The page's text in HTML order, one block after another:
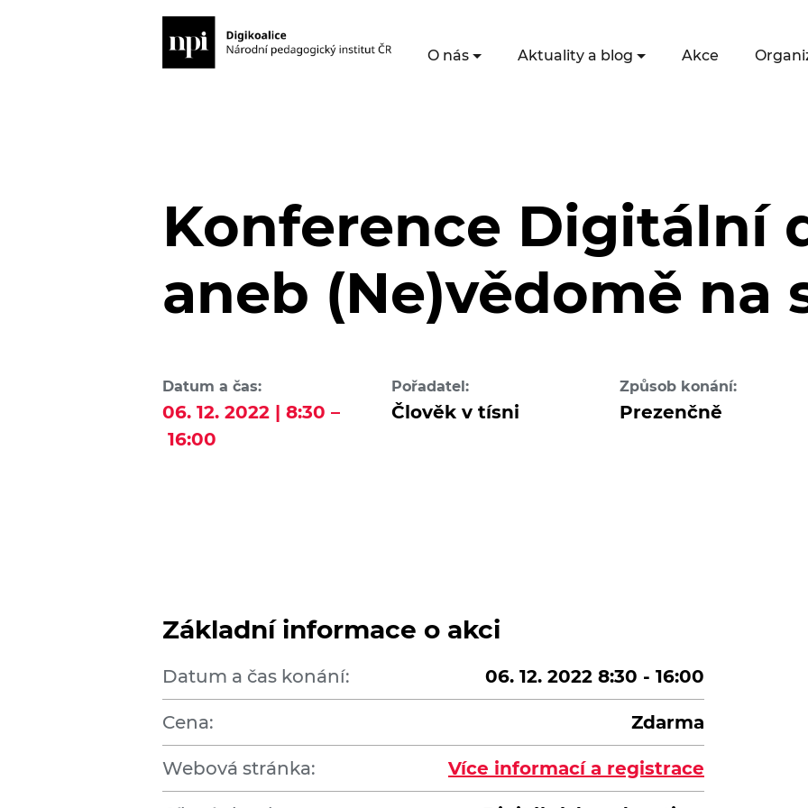
O nás Aktuality a blog Akce
Konference Digitální
aneb (Ne)vědomě na
Datum a čas:
06. 12. 2022 | 8:30 –
16:00
Pořadatel:
Člověk v tísni
Způsob konání:
Prezenčně
Základní informace o akci
Datum a čas konání: 06. 12. 2022 8:30 - 16:00
Cena: Zdarma
Webová stránka: Více informací a registrace